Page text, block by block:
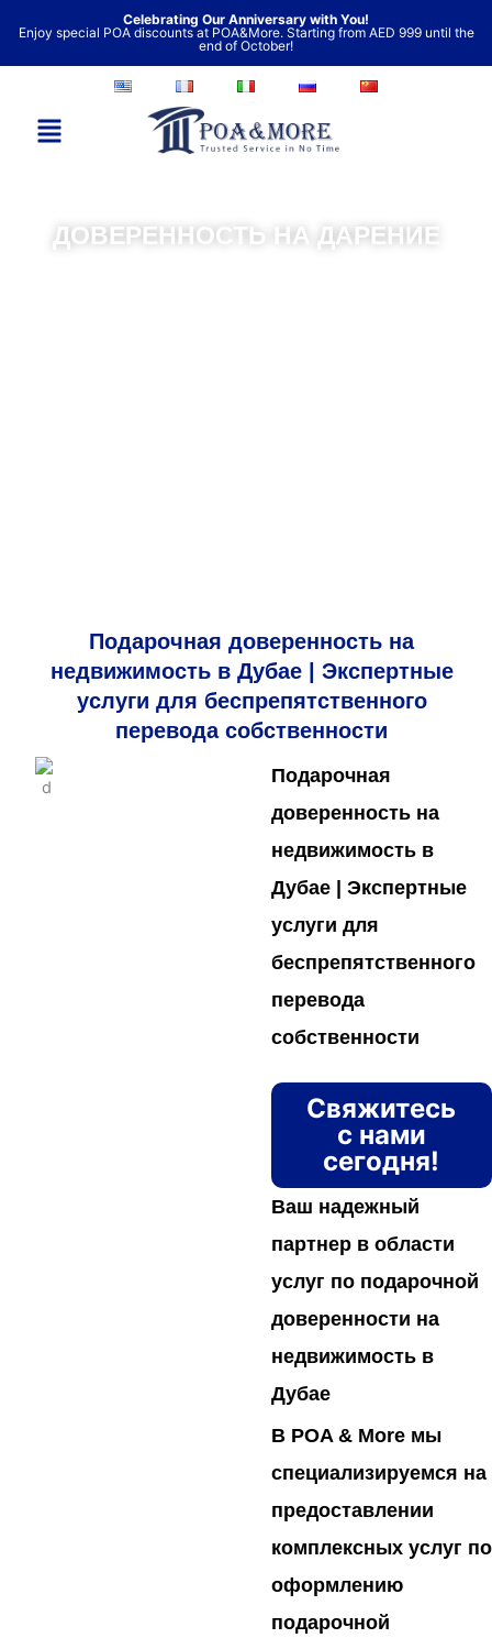
содержимому
Celebrating Our Anniversary with You!
Enjoy special POA discounts at POA&More. Starting from AED 999 until the
end of October!
ДОВЕРЕННОСТЬ НА ДАРЕНИЕ
Подарочная доверенность на
недвижимость в Дубае | Экспертные
услуги для беспрепятственного
перевода собственности
Подарочная
доверенностьна
недвижимостьв
Дубае| Экспертные
услуги для
беспрепятственного
перевода
собственности
Свяжитесь
с нами
сегодня!
Ваш надежный
партнер в области
услуг по подарочной
доверенности на
недвижимость в
Дубае
В POA & More мы
специализируемся на
предоставлении
комплексных услуг по
оформлению
подарочной